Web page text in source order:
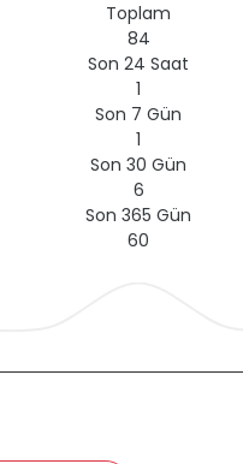
Toplam
84
Son 24 Saat
1
Son 7 Gün
1
Son 30 Gün
6
Son 365 Gün
60